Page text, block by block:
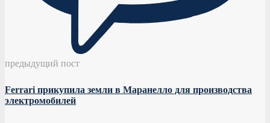
предыдущий пост
Ferrari прикупила земли в Маранелло для производства
электромобилей